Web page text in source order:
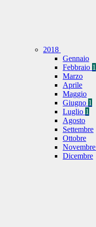
2018
Gennaio
Febbraio 1
Marzo
Aprile
Maggio
Giugno 1
Luglio 1
Agosto
Settembre
Ottobre
Novembre
Dicembre